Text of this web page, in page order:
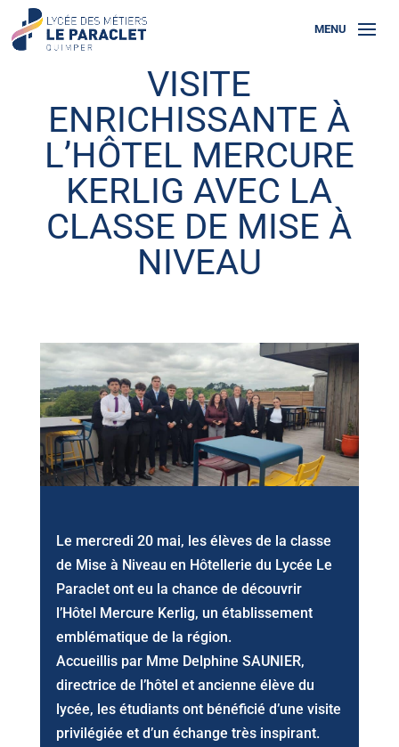
VISITE
ENRICHISSANTE À
L’HÔTEL MERCURE
KERLIG AVEC LA
CLASSE DE MISE À
NIVEAU
Le mercredi 20 mai, les élèves de la classe
de Mise à Niveau en Hôtellerie du Lycée Le
Paraclet ont eu la chance de découvrir
l’Hôtel Mercure Kerlig, un établissement
emblématique de la région.
Accueillis par Mme Delphine SAUNIER,
directrice de l’hôtel et ancienne élève du
lycée, les étudiants ont bénéficié d’une visite
privilégiée et d’un échange très inspirant.